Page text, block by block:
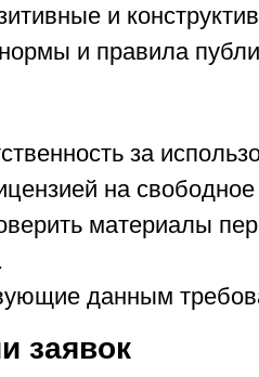
и
и правила
за
на
материалы
данным
заявок